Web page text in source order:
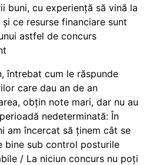
buni, cu experiență să vină la
ce resurse financiare sunt
astfel de concurs
întrebat cum le răspunde
care dau an de an
obțin note mari, dar nu au
nedeterminată: În
am încercat să ținem cât se
bine sub control posturile
/ La niciun concurs nu poți